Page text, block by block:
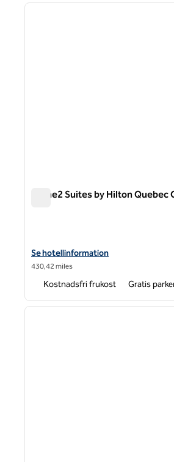
1 av 12
Home2 Suites by Hilton Quebec
Visa hotelluppgifter för Home2 Suites
Se hotellinformation
430,42 miles
Kostnadsfri frukost Gratis
1 av 12